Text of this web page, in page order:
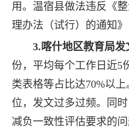
用。温宿县做法违反《
理办法（试行）的通知
3.喀什地区教育局
份，平均每个工作日近5
类表格等占比达70%以
位，发文过多过频。同
减负一致性评估要求的问